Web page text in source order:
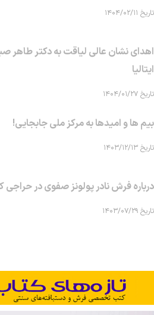
تاریخ ۱۴۰۴/۰۲/۱۱
اهدای نشان عالی لیاقت به دکتر طاهر
ایتالیا
تاریخ ۱۴۰۴/۰۱/۲۷
بیم ها و امیدها به مرکز ملی جابجایی!
تاریخ ۱۴۰۳/۱۲/۱۳
درباره فرش نادر پولونز صفوی در حراجی
تاریخ ۱۴۰۳/۰۷/۲۹